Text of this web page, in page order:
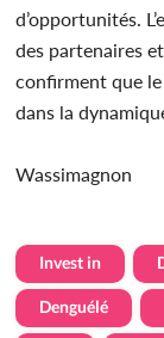
d’opportunités.
des partenaires
confirment que le
dans la
Wassimagnon
Invest in
Denguélé